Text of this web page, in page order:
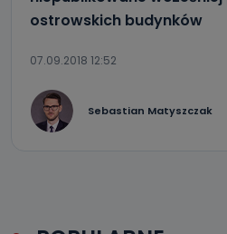
ostrowskich budynków
07.09.2018 12:52
Sebastian Matyszczak